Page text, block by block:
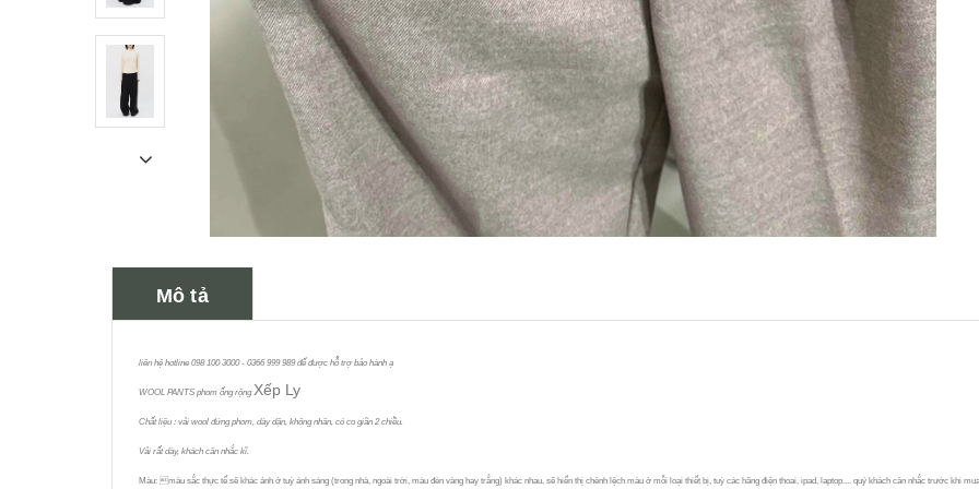
Mô tả
liên hệ hotline 098 100 3000 - 0366 999 989 để được hỗ trợ bảo hành ạ
WOOL PANTS phom ống rộng Xếp Ly
Chất liệu : vải wool đứng phom, dày dặn, không nhăn, có co giãn 2 chiều.
Vải rất dày, khách cân nhắc kĩ.
Màu: màu sắc thực tế sẽ khác ảnh ở tuỳ ánh sáng (trong nhà, ngoài trời, màu đèn vàng hay trắng) khác nhau, sẽ hiển thị chênh lệch màu ở mỗi loại thiết bị, tuỳ các hãng điện thoai, ipad, laptop.... quý khách cân nhắc trước khi